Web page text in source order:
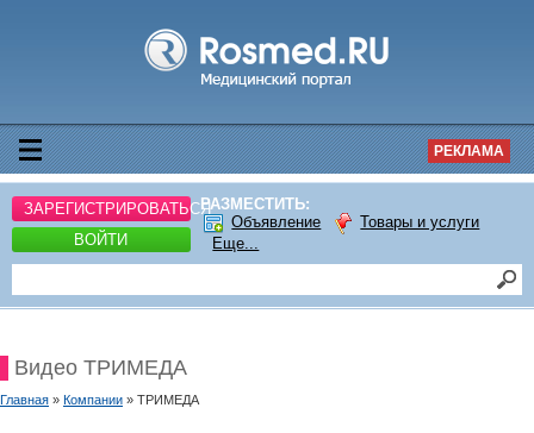
РЕКЛАМА
ЗАРЕГИСТРИРОВАТЬСЯ
ВОЙТИ
РАЗМЕСТИТЬ:
Объявление
Товары и услуги
Еще...
Видео ТРИМЕДА
Главная » Компании » ТРИМЕДА